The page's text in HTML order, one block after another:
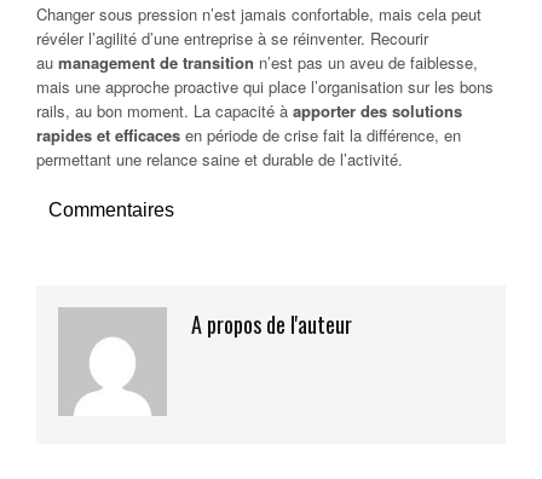
Changer sous pression n’est jamais confortable, mais cela peut
révéler l’agilité d’une entreprise à se réinventer. Recourir
au management de transition n’est pas un aveu de faiblesse,
mais une approche proactive qui place l’organisation sur les bons
rails, au bon moment. La capacité à apporter des solutions
rapides et efficaces en période de crise fait la différence, en
permettant une relance saine et durable de l’activité.
Commentaires
A propos de l'auteur